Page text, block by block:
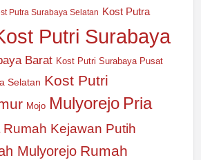
Putra Surabaya Selatan Kost Putra
Putri Surabaya
Barat Kost Putri Surabaya Pusat
Selatan Kost Putri
Mojo Mulyorejo Pria
Rumah Kejawan Putih
Mulyorejo Rumah